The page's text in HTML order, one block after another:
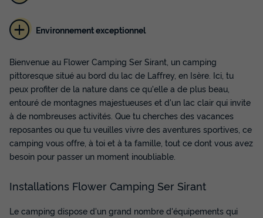
MOBILHOME 6 personnes - Mobile Home
Standard Loggia 26m² - 2 chambres +
terrasse couverte 9m² + TV 4/6 pers
Annulation gratuite
Surface
Adultes Chambres
Terrasse couverte Barbecue Cafetière
Réfrigérateur
Salon de jardin
+ 3
Environnement exceptionnel
Bienvenue au Flower Camping Ser Sirant, un camping
pittoresque situé au bord du lac de Laffrey, en Isère. Ici, tu
peux profiter de la nature dans ce qu'elle a de plus beau,
entouré de montagnes majestueuses et d'un lac clair qui invite
à de nombreuses activités. Que tu cherches des vacances
reposantes ou que tu veuilles vivre des aventures sportives, ce
camping vous offre, à toi et à ta famille, tout ce dont vous avez
besoin pour passer un moment inoubliable.
Installations Flower Camping Ser Sirant
Le camping dispose d'un grand nombre d'équipements qui